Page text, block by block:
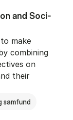
and So­ci­
make
combining
on
their
samfund